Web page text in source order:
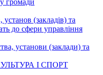
громади
(закладів) та
до сфери управління
установи (заклади) та
І СПОРТ